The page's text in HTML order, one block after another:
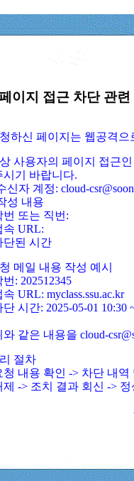
이지 접근 차단 관
하신 페이지는 웹공격
사용자의 페이지 접근
시기 바랍니다.
신자 계정: cloud-
성 내용
번 또는 직번:
속 URL:
단된 시간
메일 내용 작성 예시
번: 202512345
속 URL: myclass.ssu.ac.kr
단 시간: 2025-05-01 10:30
와 같은 내용을 cloud-
절차
청 내용 확인 -> 차단 내
제 -> 조치 결과 회신 ->